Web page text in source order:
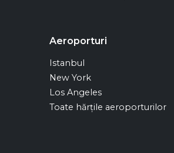
Aeroporturi
Istanbul
New York
Los Angeles
Toate hărțile aeroporturilor